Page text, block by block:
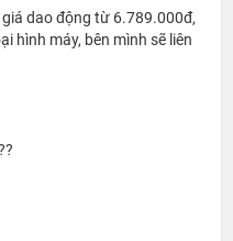
dao động từ 6.789.000đ,
hình máy, bên mình sẽ liên